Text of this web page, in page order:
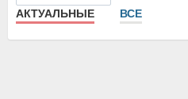
АКТУАЛЬНЫЕ
ВСЕ